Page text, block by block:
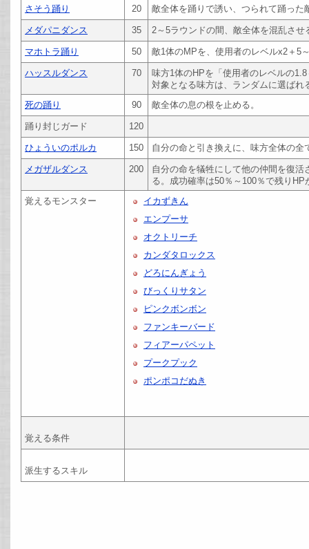
さそう踊り 20 敵全体を踊りで誘い、つられて踊っ
メダパニダンス 35 2～5ラウンドの間、敵全体を混乱させ
マホトラ踊り 50 敵1体のMPを、使用者のレベルx2＋5
ハッスルダンス 70
味方1体のHPを「使用者のレベルの
対象となる味方は、ランダムに選ばれ
死の踊り
90 敵全体の息の根を止める。
踊り封じガード 120
ひょういのポルカ 150 自分の命と引き換えに、味方全体の全
メガザルダンス 200
自分の命を犠牲にして他の仲間を復
る。成功確率は50％～100％で残りHP
覚えるモンスター
イカずきん
エンプーサ
オクトリーチ
カンダタロックス
どろにんぎょう
びっくりサタン
ピンクボンボン
ファンキーバード
フィアーパペット
プークプック
ポンポコだぬき
覚える条件
派生するスキル